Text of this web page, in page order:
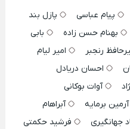
پیام عباسی
پازل بند
بهنام حسن زاده
بابی
رنجبر
امیر لیام
احسان دریادل
آوات بوکانی
آرمین برمایه
آبراهام
جهانگیری
فرشید حکمتی